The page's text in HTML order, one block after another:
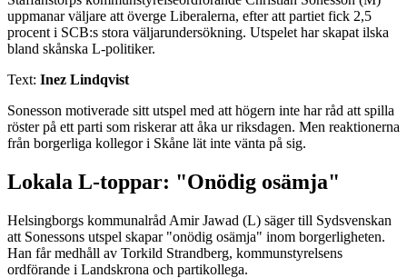
uppmanar väljare att överge Liberalerna, efter att partiet fick 2,5
procent i SCB:s stora väljarundersökning. Utspelet har skapat ilska
bland skånska L-politiker.
Text: Inez Lindqvist
Sonesson motiverade sitt utspel med att högern inte har råd att spilla
röster på ett parti som riskerar att åka ur riksdagen. Men reaktionerna
från borgerliga kollegor i Skåne lät inte vänta på sig.
Lokala L-toppar: "Onödig osämja"
Helsingborgs kommunalråd Amir Jawad (L) säger till Sydsvenskan
att Sonessons utspel skapar "onödig osämja" inom borgerligheten.
Han får medhåll av Torkild Strandberg, kommunstyrelsens
ordförande i Landskrona och partikollega.